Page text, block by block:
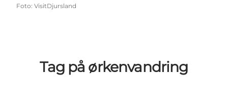
Foto: VisitDjursland
Tag på ørkenvandring